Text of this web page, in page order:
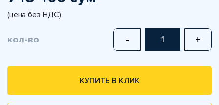
(цена без НДС)
кол-во - +
КУПИТЬ В КЛИК